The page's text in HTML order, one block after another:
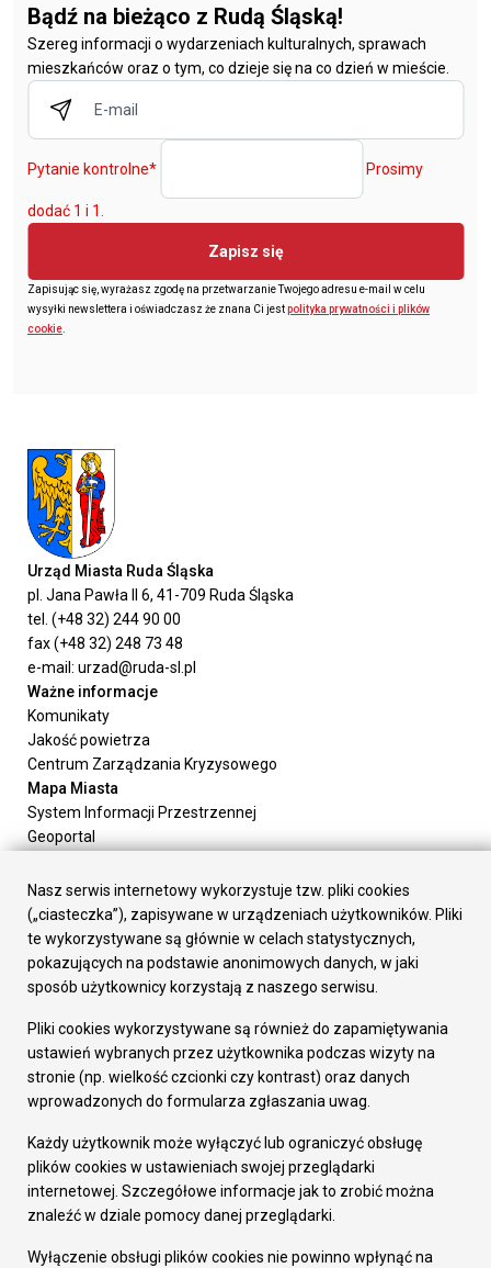
Bądź na bieżąco z Rudą Śląską!
Szereg informacji o wydarzeniach kulturalnych, sprawach
mieszkańców oraz o tym, co dzieje się na co dzień w mieście.
Pytanie kontrolne* Prosimy
dodać 1 i 1.
Zapisz się
Zapisując się, wyrażasz zgodę na przetwarzanie Twojego adresu e-mail w celu
wysyłki newslettera i oświadczasz że znana Ci jestpolityka prywatności i plików
cookie
Urząd Miasta Ruda Śląska
pl. Jana Pawła II 6, 41-709 Ruda Śląska
tel. (+48 32) 244 90 00
fax (+48 32) 248 73 48
e-mail: urzad@ruda-sl.pl
Ważne informacje
Komunikaty
Jakość powietrza
Centrum Zarządzania Kryzysowego
Mapa Miasta
System Informacji Przestrzennej
Geoportal
Załatw sprawę
Prezydent Miasta
Rada Miasta
Wydziały
Elektroniczna Skrzynka Podawcza
Gospodarka
Fundusze europejskie
Środki krajowe
Oferty inwestycyjne
Pozostałe
Deklaracja dostępności
Dane osobowe
Dodaj opinię o witrynie
Nasz serwis internetowy wykorzystuje tzw. pliki cookies
(„ciasteczka”), zapisywane w urządzeniach użytkowników. Pliki
te wykorzystywane są głównie w celach statystycznych,
pokazujących na podstawie anonimowych danych, w jaki
sposób użytkownicy korzystają z naszego serwisu.
Pliki cookies wykorzystywane są również do zapamiętywania
ustawień wybranych przez użytkownika podczas wizyty na
stronie (np. wielkość czcionki czy kontrast) oraz danych
wprowadzonych do formularza zgłaszania uwag.
Każdy użytkownik może wyłączyć lub ograniczyć obsługę
plików cookies w ustawieniach swojej przeglądarki
internetowej. Szczegółowe informacje jak to zrobić można
znaleźć w dziale pomocy danej przeglądarki.
Wyłączenie obsługi plików cookies nie powinno wpłynąć na